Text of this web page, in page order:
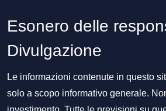
Esonero delle
Divulgazione
Le informazioni contenute in questo
solo a scopo informativo generale.